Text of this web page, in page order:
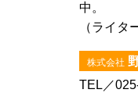
中。
（ライタ
株式会社
TEL／